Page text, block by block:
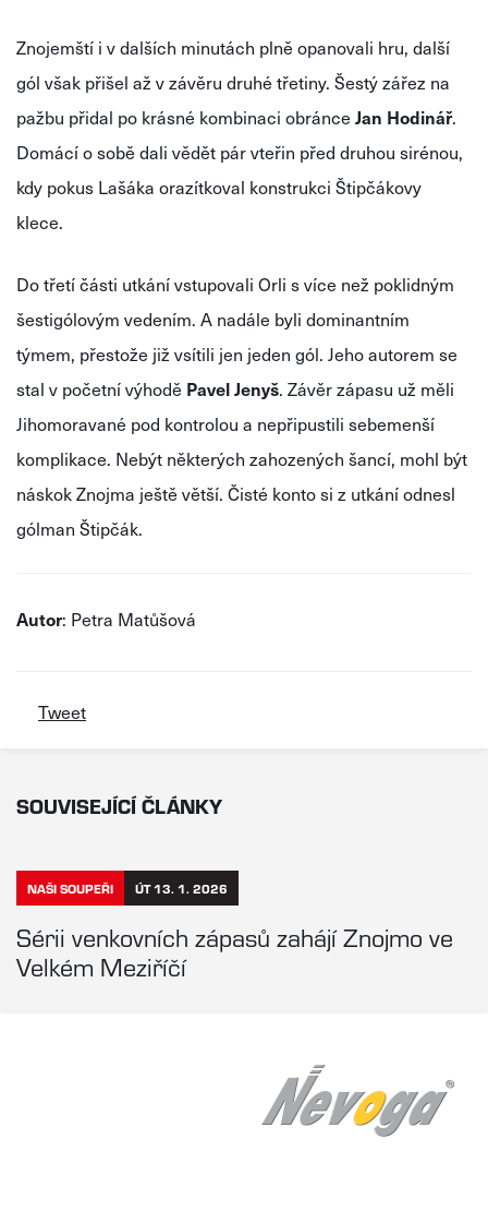
Znojemští i v dalších minutách plně opanovali hru, další
gól však přišel až v závěru druhé třetiny. Šestý zářez na
pažbu přidal po krásné kombinaci obránce Jan Hodinář.
Domácí o sobě dali vědět pár vteřin před druhou sirénou,
kdy pokus Lašáka orazítkoval konstrukci Štipčákovy
klece.
Do třetí části utkání vstupovali Orli s více než poklidným
šestigólovým vedením. A nadále byli dominantním
týmem, přestože již vsítili jen jeden gól. Jeho autorem se
stal v početní výhodě Pavel Jenyš. Závěr zápasu už měli
Jihomoravané pod kontrolou a nepřipustili sebemenší
komplikace. Nebýt některých zahozených šancí, mohl být
náskok Znojma ještě větší. Čisté konto si z utkání odnesl
gólman Štipčák.
Autor: Petra Matůšová
Tweet
SOUVISEJÍCÍ ČLÁNKY
NAŠI SOUPEŘI ÚT 13. 1. 2026
Sérii venkovních zápasů zahájí Znojmo ve
Velkém Meziříčí